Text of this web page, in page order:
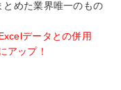
めた業界唯一のもの
データとの併用
アップ！